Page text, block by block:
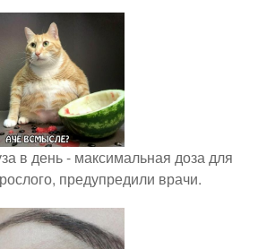
в день - максимальная доза для
предупредили врачи.